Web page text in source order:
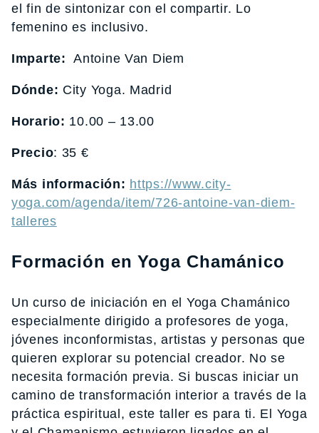
el fin de sintonizar con el compartir. Lo
femenino es inclusivo.
Imparte: Antoine Van Diem
Dónde: City Yoga. Madrid
Horario: 10.00 – 13.00
Precio: 35 €
Más información: https://www.city-
yoga.com/agenda/item/726-antoine-van-diem-
talleres
Formación en Yoga Chamánico
Un curso de iniciación en el Yoga Chamánico
especialmente dirigido a profesores de yoga,
jóvenes inconformistas, artistas y personas que
quieren explorar su potencial creador. No se
necesita formación previa. Si buscas iniciar un
camino de transformación interior a través de la
práctica espiritual, este taller es para ti. El Yoga